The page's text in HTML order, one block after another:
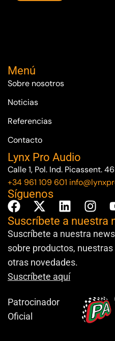
Menú
Sobre nosotros
Noticias
Referencias
Contacto
Lynx Pro Audio
Calle 1, Pol. Ind. Picassent.
+34 961 109 601
Síguenos
Suscríbete a nuestra
Suscríbete a nuestra
sobre productos,
otras novedades.
Suscríbete aquí
Patrocinador
Oficial